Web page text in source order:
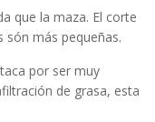
que la maza. El corte
són más pequeñas.
por ser muy
de grasa, esta